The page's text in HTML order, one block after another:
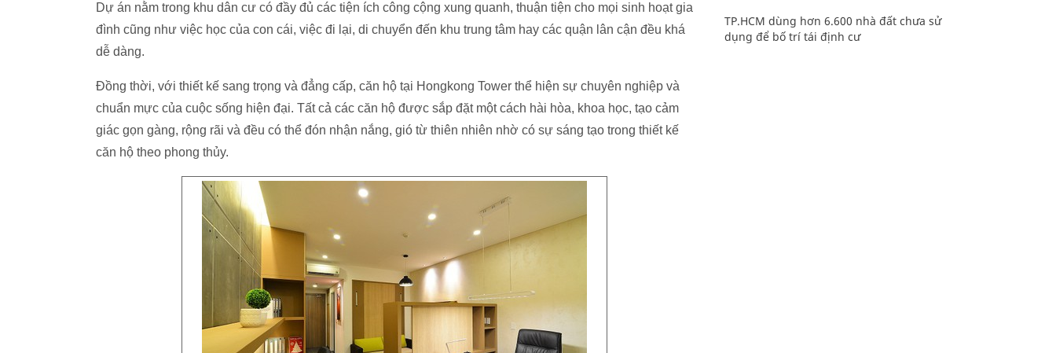
Dự án nằm trong khu dân cư có đầy đủ các tiện ích công cộng xung quanh, thuận tiện cho mọi sinh hoạt gia
đình cũng như việc học của con cái, việc đi lại, di chuyển đến khu trung tâm hay các quận lân cận đều khá
dễ dàng.
Đồng thời, với thiết kế sang trọng và đẳng cấp, căn hộ tại Hongkong Tower thể hiện sự chuyên nghiệp và
chuẩn mực của cuộc sống hiện đại. Tất cả các căn hộ được sắp đặt một cách hài hòa, khoa học, tạo cảm
giác gọn gàng, rộng rãi và đều có thể đón nhận nắng, gió từ thiên nhiên nhờ có sự sáng tạo trong thiết kế
căn hộ theo phong thủy.
TP.HCM dùng hơn 6.600 nhà đất chưa sử
dụng để bố trí tái định cư